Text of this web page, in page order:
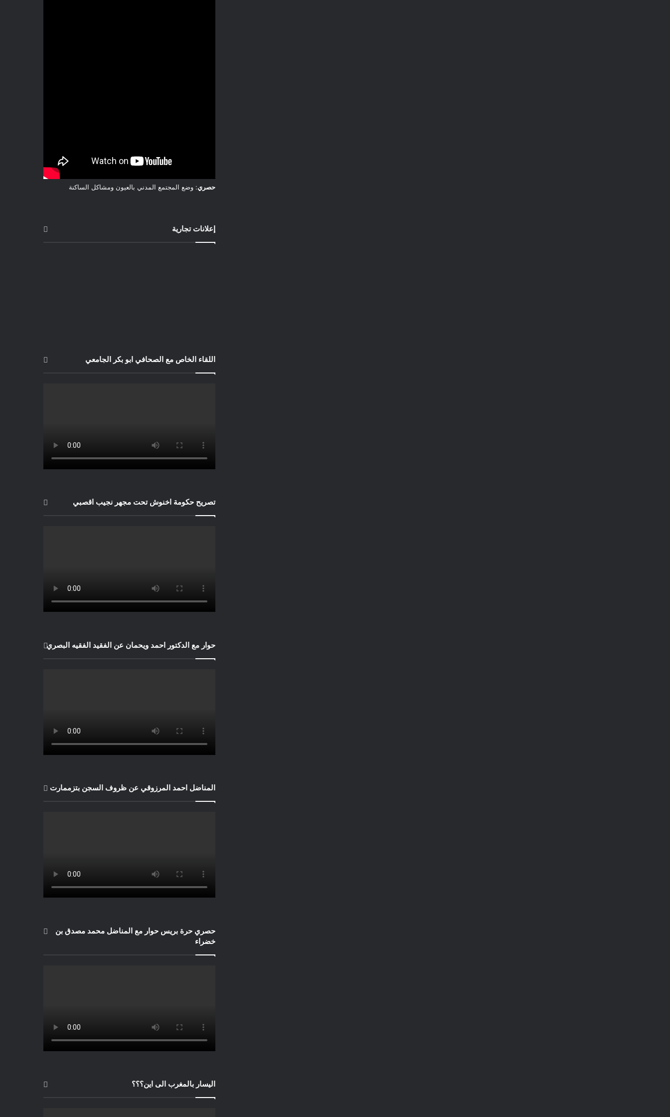
حصري: وضع المجتمع المدني بالعيون ومشاكل الساكنة
إعلانات تجارية
اللقاء الخاص مع الصحافي ابو بكر الجامعي
تصريح حكومة اخنوش تحت مجهر نجيب اقصبي
حوار مع الدكتور احمد ويحمان عن الفقيد الفقيه البصري
المناضل احمد المرزوقي عن ظروف السجن بتزممارت
حصري حرة بريس حوار مع المناضل محمد مصدق بن
خضراء
اليسار بالمغرب الى اين؟؟؟